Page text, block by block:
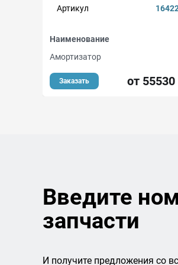
Артикул
Наименование
Амортизатор
Заказать от
Введите
запчасти
И получите предложения со